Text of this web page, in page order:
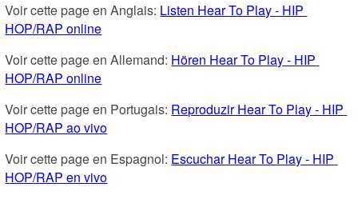
Voir cette page en Anglais: Listen Hear To Play - HIP
HOP/RAP online
Voir cette page en Allemand: Hören Hear To Play - HIP
HOP/RAP online
Voir cette page en Portugais: Reproduzir Hear To Play - HIP
HOP/RAP ao vivo
Voir cette page en Espagnol: Escuchar Hear To Play - HIP
HOP/RAP en vivo